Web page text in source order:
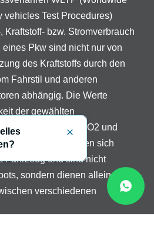
vehicles Test Procedures)
Kraftstoff- bzw. Stromverbrauch
Pkw sind nicht nur von
des Kraftstoffs durch den
Fahrstil und anderen
abhängig. Die Werte
der gewählten
der CO2 und
Angaben beziehen sich
Fahrzeug und sind nicht
sondern dienen allein
verschiedenen
Schließen